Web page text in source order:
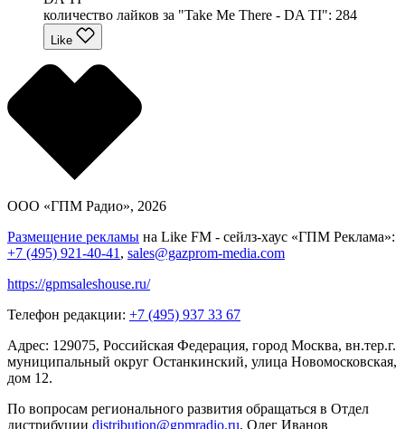
количество лайков за "Take Me There - DA TI": 284
Like
ООО «ГПМ Радио», 2026
Размещение рекламы на Like FM - сейлз-хаус «ГПМ Реклама»:
+7 (495) 921-40-41 , sales@gazprom-media.com
https://gpmsaleshouse.ru/
Телефон редакции: +7 (495) 937 33 67
Адрес: 129075, Российская Федерация, город Москва, вн.тер.г.
муниципальный округ Останкинский, улица Новомосковская,
дом 12.
По вопросам регионального развития обращаться в Отдел
дистрибуции distribution@gpmradio.ru, Олег Иванов